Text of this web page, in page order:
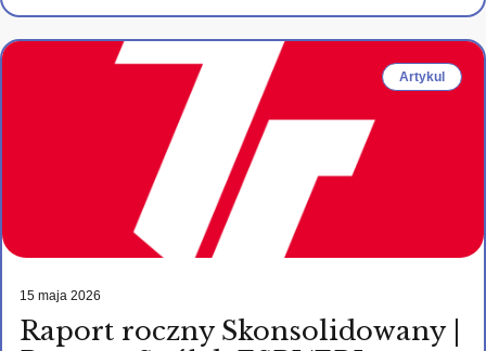
Artykul
15 maja 2026
Raport roczny Skonsolidowany |